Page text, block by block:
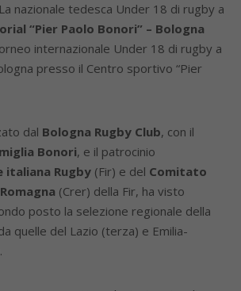
nazionale tedesca Under 18 di rugby a
“Pier Paolo Bonori” – Bologna
internazionale Under 18 di rugby a
presso il Centro sportivo “Pier
dal Bologna Rugby Club, con il
Bonori, e il patrocinio
italiana Rugby (Fir) e del Comitato
(Crer) della Fir, ha visto
posto la selezione regionale della
quelle del Lazio (terza) e Emilia-